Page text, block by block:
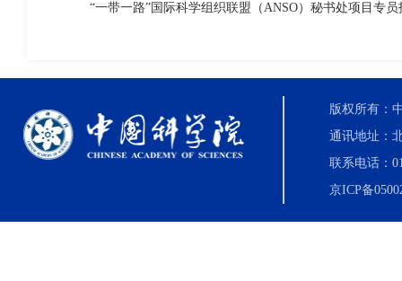
“一带一路”国际科学组织联盟（ANSO）秘书处项目专
版权所有：
通讯地址：
联系电话：
京ICP备